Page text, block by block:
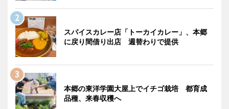
スパイスカレー店「トーカイカレー」、本郷
に戻り間借り出店 週替わりで提供
本郷の東洋学園大屋上でイチゴ栽培 都育成
品種、来春収穫へ